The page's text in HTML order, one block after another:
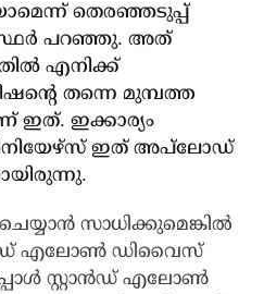
തെരഞ്ഞടുപ്പ്
പറഞ്ഞു. അത്
എനിക്ക്
തന്നെ മുമ്പത്ത
ഇത്. ഇക്കാര്യം
ഇത് അപ്‌ലോഡ്
സാധിക്കുമെങ്കില്‍
എലോണ്‍ ഡിവൈസ്
സ്റ്റാന്‍ഡ് എലോണ്‍